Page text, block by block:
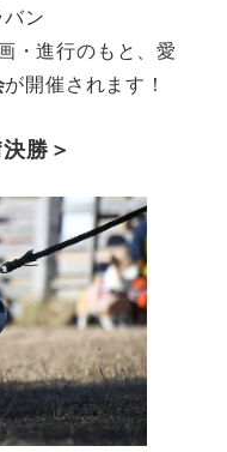
ン
・進行のもと、愛
が開催されます！
勝＞